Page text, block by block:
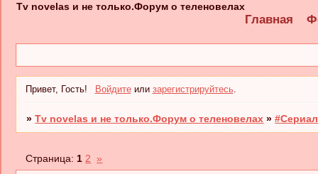
Tv novelas и не только.Форум о теленовелах
Главная
Привет, Гость! Войдитеили зарегистрируйтесь.
»Tv novelas и не только.Форум о теленовелах »
Страница:1 2 »